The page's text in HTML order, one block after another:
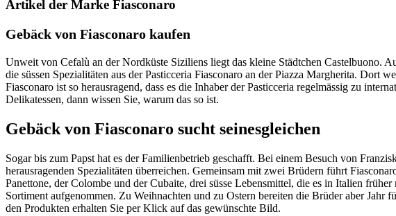
Artikel der Marke Fiasconaro
Gebäck von Fiasconaro kaufen
Unweit von Cefalù an der Nordküste Siziliens liegt das kleine Städtchen Castelbuono.
die süssen Spezialitäten aus der Pasticceria Fiasconaro an der Piazza Margherita. Dort
Fiasconaro ist so herausragend, dass es die Inhaber der Pasticceria regelmässig zu
Delikatessen, dann wissen Sie, warum das so ist.
Gebäck von Fiasconaro sucht seinesgleichen
Sogar bis zum Papst hat es der Familienbetrieb geschafft. Bei einem Besuch von
herausragenden Spezialitäten überreichen. Gemeinsam mit zwei Brüdern führt
Panettone, der Colombe und der Cubaite, drei süsse Lebensmittel, die es in Italien
Sortiment aufgenommen. Zu Weihnachten und zu Ostern bereiten die Brüder aber
den Produkten erhalten Sie per Klick auf das gewünschte Bild.